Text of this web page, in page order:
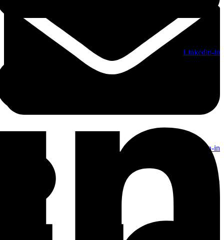
Linkedin-in
Linkedin-in